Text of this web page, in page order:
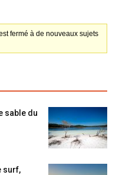
fermé à de nouveaux sujets
sable du
surf,